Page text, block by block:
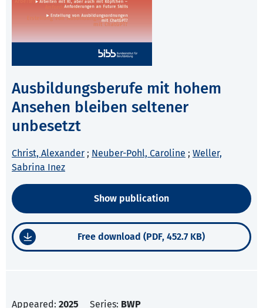
Ausbildungsberufe mit hohem
Ansehen bleiben seltener
unbesetzt
Christ, Alexander ; Neuber-Pohl, Caroline ; Weller,
Sabrina Inez
Show publication
Free download (PDF, 452.7 KB)
Appeared: 2025 Series: BWP